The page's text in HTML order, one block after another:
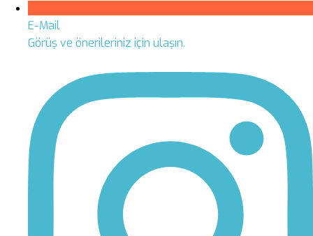
E-Mail
Görüş ve önerileriniz için ulaşın.